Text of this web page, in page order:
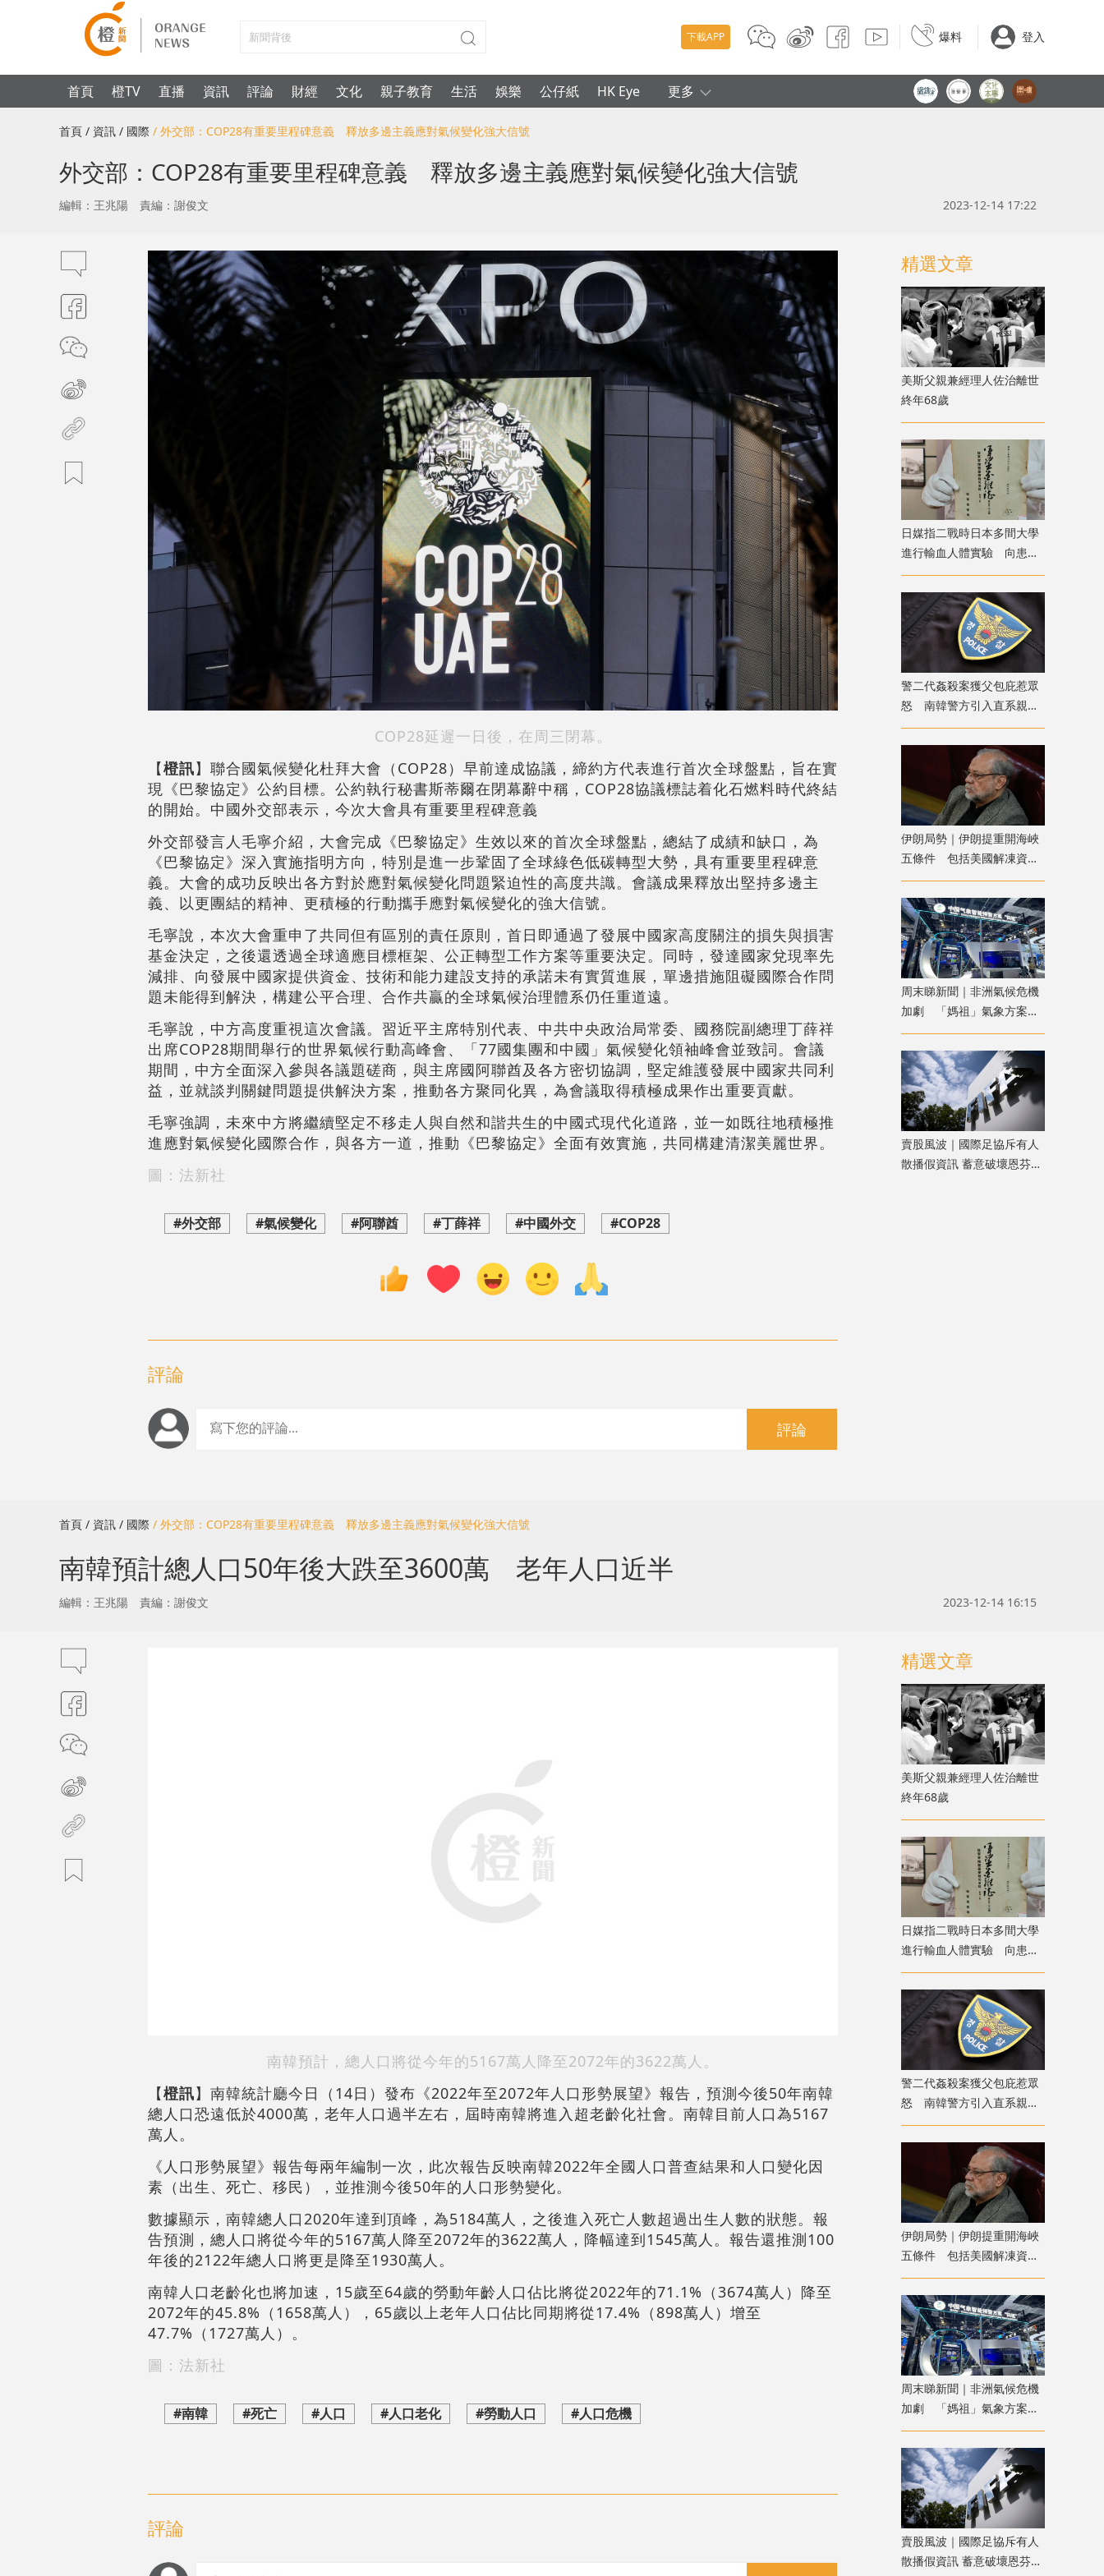
下載APP 爆料 登入
首頁 橙TV 直播 資訊 評論 財經 文化 親子教育 生活 娛樂 公仔紙 HK Eye 更多
首頁 / 資訊 / 國際 / 外交部：COP28有重要里程碑意義 釋放多邊主義應對氣候變化強大信號
外交部：COP28有重要里程碑意義 釋放多邊主義應對氣候變化強大信號
編輯：王兆陽 責編：謝俊文 2023-12-14 17:22
COP28延遲一日後，在周三閉幕。
【橙訊】聯合國氣候變化杜拜大會（COP28）早前達成協議，締約方代表進行首次全球盤點，旨在實
現《巴黎協定》公約目標。公約執行秘書斯蒂爾在閉幕辭中稱，COP28協議標誌着化石燃料時代終結
的開始。中國外交部表示，今次大會具有重要里程碑意義
外交部發言人毛寧介紹，大會完成《巴黎協定》生效以來的首次全球盤點，總結了成績和缺口，為
《巴黎協定》深入實施指明方向，特別是進一步鞏固了全球綠色低碳轉型大勢，具有重要里程碑意
義。大會的成功反映出各方對於應對氣候變化問題緊迫性的高度共識。會議成果釋放出堅持多邊主
義、以更團結的精神、更積極的行動攜手應對氣候變化的強大信號。
毛寧說，本次大會重申了共同但有區別的責任原則，首日即通過了發展中國家高度關注的損失與損害
基金決定，之後還透過全球適應目標框架、公正轉型工作方案等重要決定。同時，發達國家兌現率先
減排、向發展中國家提供資金、技術和能力建設支持的承諾未有實質進展，單邊措施阻礙國際合作問
題未能得到解決，構建公平合理、合作共贏的全球氣候治理體系仍任重道遠。
毛寧說，中方高度重視這次會議。習近平主席特別代表、中共中央政治局常委、國務院副總理丁薛祥
出席COP28期間舉行的世界氣候行動高峰會、「77國集團和中國」氣候變化領袖峰會並致詞。會議
期間，中方全面深入參與各議題磋商，與主席國阿聯酋及各方密切協調，堅定維護發展中國家共同利
益，並就談判關鍵問題提供解決方案，推動各方聚同化異，為會議取得積極成果作出重要貢獻。
毛寧強調，未來中方將繼續堅定不移走人與自然和諧共生的中國式現代化道路，並一如既往地積極推
進應對氣候變化國際合作，與各方一道，推動《巴黎協定》全面有效實施，共同構建清潔美麗世界。
圖：法新社
#外交部 #氣候變化 #阿聯酋 #丁薛祥 #中國外交 #COP28
評論
評論
精選文章
美斯父親兼經理人佐治離世
終年68歲
日媒指二戰時日本多間大學
進行輸血人體實驗 向患者
注射動物血
警二代姦殺案獲父包庇惹眾
怒 南韓警方引入直系親屬
涉案迴避制度
伊朗局勢｜伊朗提重開海峽
五條件 包括美國解凍資產
及賠償損失
周末睇新聞｜非洲氣候危機
加劇 「媽祖」氣象方案助
力提升防災韌性
賣股風波｜國際足協斥有人
散播假資訊 蓄意破壞恩芬天
首頁 / 資訊 / 國際 / 外交部：COP28有重要里程碑意義 釋放多邊主義應對氣候變化強大信號
南韓預計總人口50年後大跌至3600萬 老年人口近半
編輯：王兆陽 責編：謝俊文 2023-12-14 16:15
南韓預計，總人口將從今年的5167萬人降至2072年的3622萬人。
【橙訊】南韓統計廳今日（14日）發布《2022年至2072年人口形勢展望》報告，預測今後50年南韓
總人口恐遠低於4000萬，老年人口過半左右，屆時南韓將進入超老齡化社會。南韓目前人口為5167
萬人。
《人口形勢展望》報告每兩年編制一次，此次報告反映南韓2022年全國人口普查結果和人口變化因
素（出生、死亡、移民），並推測今後50年的人口形勢變化。
數據顯示，南韓總人口2020年達到頂峰，為5184萬人，之後進入死亡人數超過出生人數的狀態。報
告預測，總人口將從今年的5167萬人降至2072年的3622萬人，降幅達到1545萬人。報告還推測100
年後的2122年總人口將更是降至1930萬人。
南韓人口老齡化也將加速，15歲至64歲的勞動年齡人口佔比將從2022年的71.1%（3674萬人）降至
2072年的45.8%（1658萬人），65歲以上老年人口佔比同期將從17.4%（898萬人）增至
47.7%（1727萬人）。
圖：法新社
#南韓 #死亡 #人口 #人口老化 #勞動人口 #人口危機
評論
精選文章
美斯父親兼經理人佐治離世
終年68歲
日媒指二戰時日本多間大學
進行輸血人體實驗 向患者
注射動物血
警二代姦殺案獲父包庇惹眾
怒 南韓警方引入直系親屬
涉案迴避制度
伊朗局勢｜伊朗提重開海峽
五條件 包括美國解凍資產
及賠償損失
周末睇新聞｜非洲氣候危機
加劇 「媽祖」氣象方案助
力提升防災韌性
賣股風波｜國際足協斥有人
散播假資訊 蓄意破壞恩芬天